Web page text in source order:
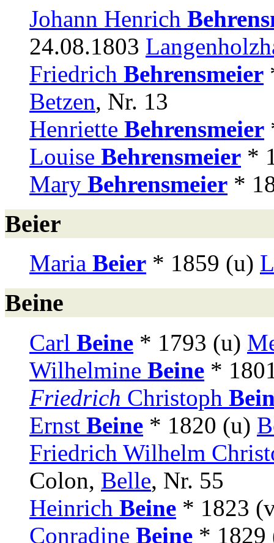
Johann Henrich
24.08.1803
Friedrich Behrensmeier
Betzen, Nr. 13
Henriette Behrensmeier
Louise Behrensmeier *
Mary Behrensmeier *
Beier
Maria Beier * 1859 (u)
Beine
Carl Beine * 1793 (u)
Wilhelmine Beine *
Friedrich Christoph
Ernst Beine * 1820 (u)
Friedrich Wilhelm
Colon, Belle, Nr. 55
Heinrich Beine * 1823
Conradine Beine *